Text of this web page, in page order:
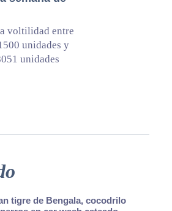
voltilidad entre
unidades y
unidades
tigre de Bengala, cocodrilo